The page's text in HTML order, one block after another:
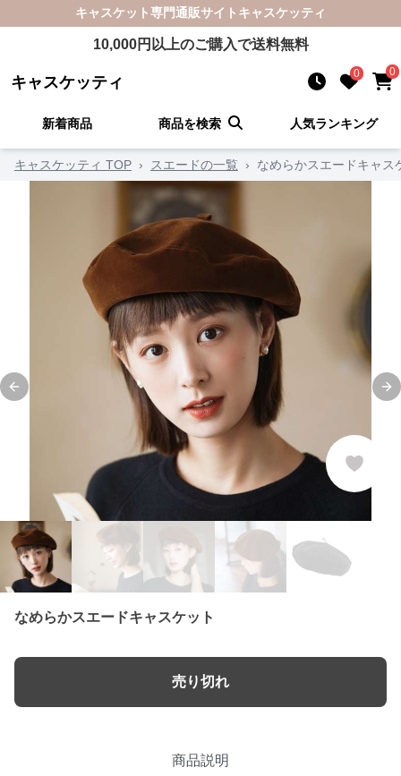
キャスケット専門通販サイト キャスケッティ
10,000円以上のご購入で送料無料
キャスケッティ 0 0
新着商品 商品を検索 人気ランキング
キャスケッティ TOP › スエードの一覧 › なめらかスエードキャス
Previous slide
なめらかスエードキャスケット
売り切れ
商品説明